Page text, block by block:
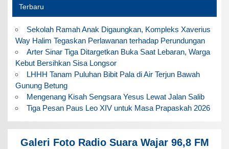
Terbaru
Sekolah Ramah Anak Digaungkan, Kompleks Xaverius
Way Halim Tegaskan Perlawanan terhadap Perundungan
Arter Sinar Tiga Ditargetkan Buka Saat Lebaran, Warga
Kebut Bersihkan Sisa Longsor
LHHH Tanam Puluhan Bibit Pala di Air Terjun Bawah
Gunung Betung
Mengenang Kisah Sengsara Yesus Lewat Jalan Salib
Tiga Pesan Paus Leo XIV untuk Masa Prapaskah 2026
Galeri Foto Radio Suara Wajar 96,8 FM